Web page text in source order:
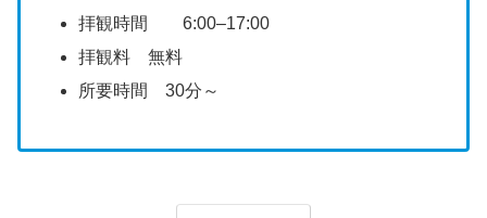
拝観時間 6:00–17:00
拝観料 無料
所要時間 30分～